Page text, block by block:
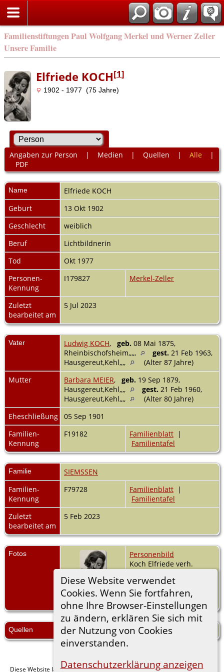
Familienstiftungen Paul Wolfgang Merkel und Werner Zeller
Unsere Familie
Diese Website verwendet
Cookies. Wenn Sie fortfahren,
ohne Ihre Browser-Einstellungen
zu ändern, erklären Sie sich mit
der Nutzung von Cookies
einverstanden.
Datenschutzerklärung anzeigen
Elfriede KOCH[1]
1902 - 1977 (75 Jahre)
Angaben zur Person | Medien | Quellen | Alle |
PDF
Name Elfriede KOCH
Geburt
13 Okt 1902
Geschlecht
weiblich
Beruf
Lichtbildnerin
Tod
Okt 1977
Personen-
Kennung
I179827 Merkel-Zeller
Zuletzt
bearbeitet am
5 Jul 2023
Vater Ludwig KOCH, geb. 08 Mai 1875,
Rheinbischofsheim,,,,,
gest. 21 Feb 1963,
Hausgereut,Kehl,,,,
(Alter 87 Jahre)
Mutter
Barbara MEIER, geb. 19 Sep 1879,
Hausgereut,Kehl,,,,
gest. 21 Feb 1960,
Hausgereut,Kehl,,,,
(Alter 80 Jahre)
Eheschließung
05 Sep 1901
Familien-
Kennung
F19182 Familienblatt |
Familientafel
Familie
SIEMSSEN
Familien-
Kennung
F79728 Familienblatt |
Familientafel
Zuletzt
bearbeitet am
5 Feb 2023
Fotos
Personenbild
Koch Elfriede verh.
05.02.2023: Koch Elfriede
verh. Siemssen 13.10.
1902-Oktober 1977;
Quellen Pesth-Mail 05.02.2023;.
Diese Website läuft mitThe Next Generation of Genealogy Sitebuildingv. 15.0.1,